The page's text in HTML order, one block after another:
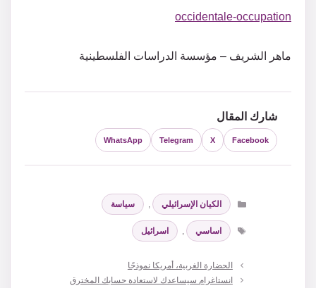
occidentale-occupation
ماهر الشريف – مؤسسة الدراسات الفلسطينية
شارك المقال
Facebook
X
Telegram
WhatsApp
التصنيفات
الكيان الإسرائيلي ,
سياسة
الوسوم
اساسي , اسرائيل
الحضارة الغربية، أمريكا نموذجًا
انستاغرام سيساعدك لاستعادة حسابك المخترق